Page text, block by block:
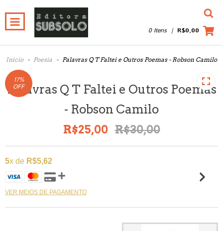
0 Itens | R$0,00
Início - Poesia - Palavras Q T Faltei e Outros Poemas - Robson Camilo
17%
OFF
Palavras Q T Faltei e Outros Poemas
- Robson Camilo
R$25,00 R$30,00
5x de R$5,62
VER MEIOS DE PAGAMENTO